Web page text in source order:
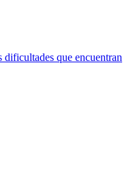
dificultades que encuentran